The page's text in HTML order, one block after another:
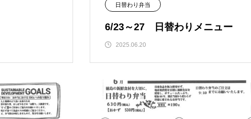
日替わり弁当
6/23～27 日替わりメニュー
2025.06.20